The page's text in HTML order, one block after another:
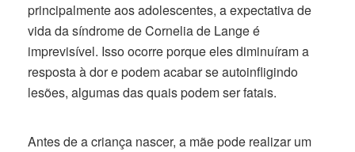
principalmente aos adolescentes, a expectativa de
vida da síndrome de Cornelia de Lange é
imprevisível. Isso ocorre porque eles diminuíram a
resposta à dor e podem acabar se autoinfligindo
lesões, algumas das quais podem ser fatais.
Antes de a criança nascer, a mãe pode realizar um